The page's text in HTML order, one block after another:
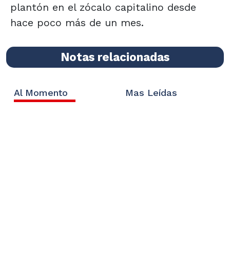
plantón en el zócalo capitalino desde
hace poco más de un mes.
Notas relacionadas
Al Momento Mas Leídas